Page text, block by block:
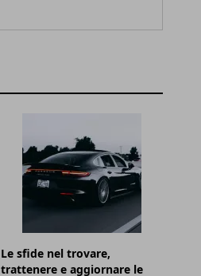
Le sfide nel trovare,
trattenere e aggiornare le